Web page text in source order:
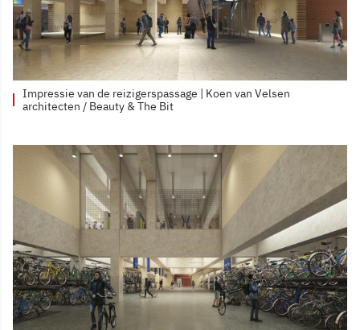
Impressie van de reizigerspassage | Koen van Velsen
architecten / Beauty & The Bit